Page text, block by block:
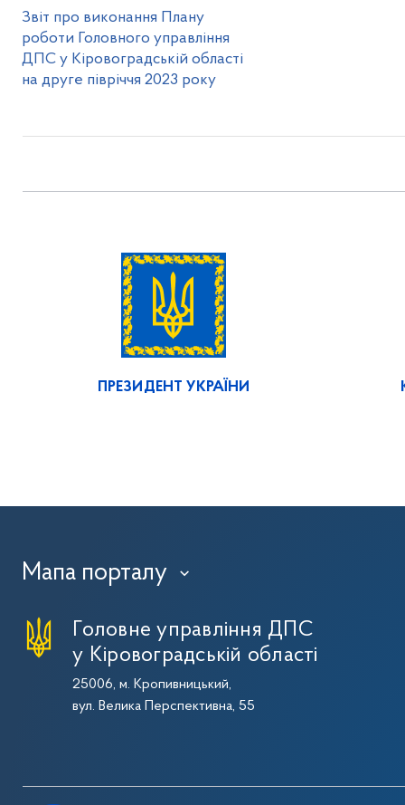
Звіт про виконання Плану
роботи Головного управління
ДПС у Кіровоградській області
на друге півріччя 2023 року
ПРЕЗИДЕНТ УКРАЇНИ
Мапа порталу ›
Головне управління ДПС
у Кіровоградській області
25006, м. Кропивницький,
вул. Велика Перспективна, 55